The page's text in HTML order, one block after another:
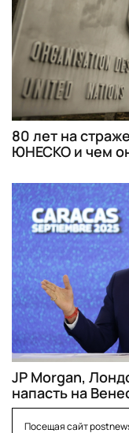
80 лет на
ЮНЕСКО и чем
JP Morgan,
напасть на
Посещая сайт